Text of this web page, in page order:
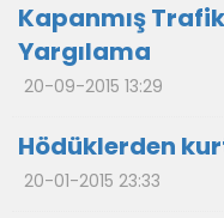
Kapanmış
Yargılama
20-09-2015 13:29
Hödüklerden
20-01-2015 23:33